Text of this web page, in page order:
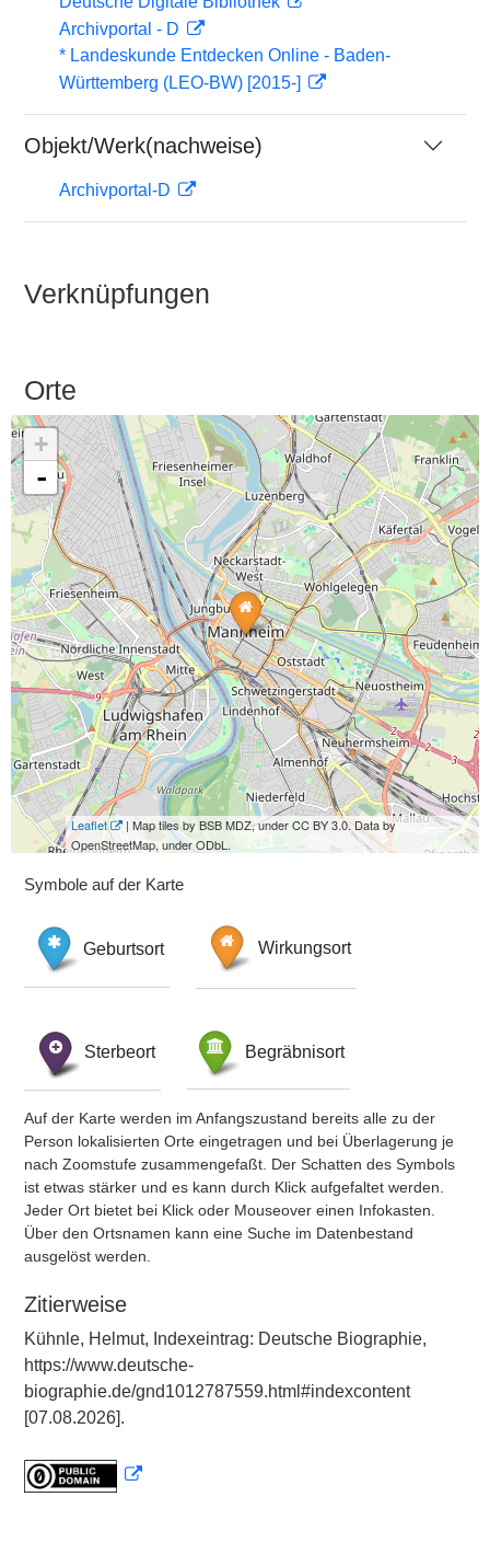
Archivportal - D
* Landeskunde Entdecken Online - Baden-
Württemberg (LEO-BW) [2015-]
Objekt/Werk(nachweise)
Archivportal-D
Verknüpfungen
Orte
+
-
Leaflet
| Map tiles by BSB MDZ, under CC BY 3.0. Data by
OpenStreetMap, under ODbL.
Symbole auf der Karte
Geburtsort Wirkungsort
Sterbeort Begräbnisort
Auf der Karte werden im Anfangszustand bereits alle zu der
Person lokalisierten Orte eingetragen und bei Überlagerung je
nach Zoomstufe zusammengefaßt. Der Schatten des Symbols
ist etwas stärker und es kann durch Klick aufgefaltet werden.
Jeder Ort bietet bei Klick oder Mouseover einen Infokasten.
Über den Ortsnamen kann eine Suche im Datenbestand
ausgelöst werden.
Zitierweise
Kühnle, Helmut, Indexeintrag: Deutsche Biographie,
https://www.deutsche-
biographie.de/gnd1012787559.html#indexcontent
[07.08.2026].